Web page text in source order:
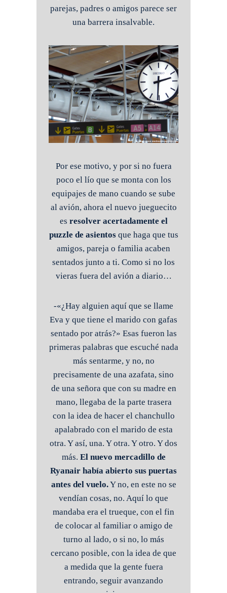
parejas, padres o amigos parece ser
una barrera insalvable.
Por ese motivo, y por si no fuera
poco el lío que se monta con los
equipajes de mano cuando se sube
al avión, ahora el nuevo jueguecito
es resolver acertadamente el
puzzle de asientosque haga que tus
amigos, pareja o familia acaben
sentados junto a ti. Como si no los
vieras fuera del avión a diario…
-«¿Hay alguien aquí que se llame
Eva y que tiene el marido con gafas
sentado por atrás?» Esas fueron las
primeras palabras que escuché nada
más sentarme, y no, no
precisamente de una azafata, sino
de una señora que con su madre en
mano, llegaba de la parte trasera
con la idea de hacer el chanchullo
apalabrado con el marido de esta
otra. Y así, una. Y otra. Y otro. Y dos
más. El nuevo mercadillo de
Ryanair había abierto sus puertas
antes del vuelo.Y no, en este no se
vendían cosas, no. Aquí lo que
mandaba era el trueque, con el fin
de colocar al familiar o amigo de
turno al lado, o si no, lo más
cercano posible, con la idea de que
a medida que la gente fuera
entrando, seguir avanzando